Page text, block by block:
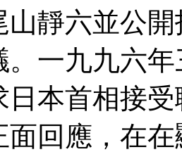
山靜六並公
。一九九六
日本首相接
面回應，在